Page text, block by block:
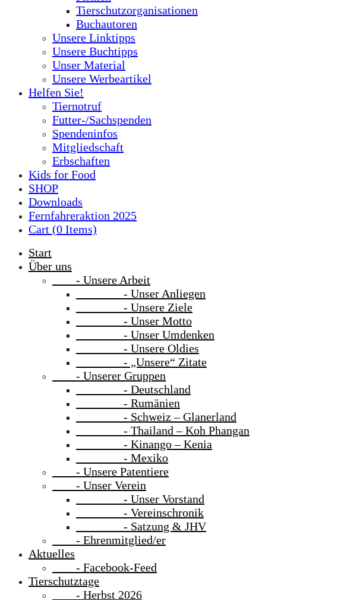
Tierschutzorganisationen
Buchautoren
Unsere Linktipps
Unsere Buchtipps
Unser Material
Unsere Werbeartikel
Helfen Sie!
Tiernotruf
Futter-/Sachspenden
Spendeninfos
Mitgliedschaft
Erbschaften
Kids for Food
SHOP
Downloads
Fernfahreraktion 2025
Cart (0 Items)
Start
Über uns
- Unsere Arbeit
- Unser Anliegen
- Unsere Ziele
- Unser Motto
- Unser Umdenken
- Unsere Oldies
- „Unsere“ Zitate
- Unserer Gruppen
- Deutschland
- Rumänien
- Schweiz – Glanerland
- Thailand – Koh Phangan
- Kinango – Kenia
- Mexiko
- Unsere Patentiere
- Unser Verein
- Unser Vorstand
- Vereinschronik
- Satzung & JHV
- Ehrenmitglied/er
Aktuelles
- Facebook-Feed
Tierschutztage
- Herbst 2026